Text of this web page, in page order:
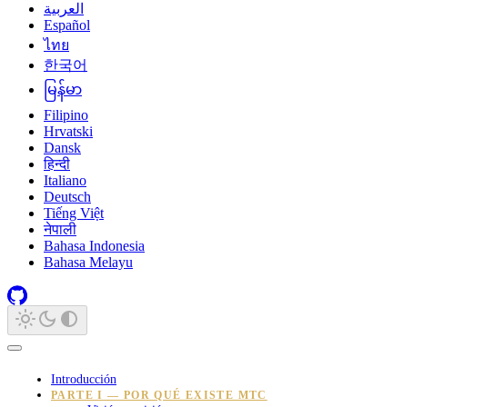
العربية
Español
ไทย
한국어
မြန်မာ
Filipino
Hrvatski
Dansk
हिन्दी
Italiano
Deutsch
Tiếng Việt
नेपाली
Bahasa Indonesia
Bahasa Melayu
Introducción
PARTE I — POR QUÉ EXISTE MTC